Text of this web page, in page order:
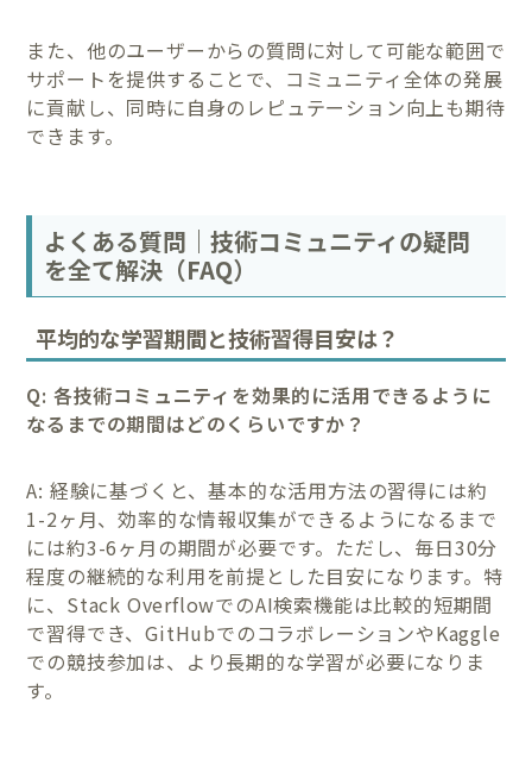
また、他のユーザーからの質問に対して可能な範囲で
サポートを提供することで、コミュニティ全体の発展
に貢献し、同時に自身のレピュテーション向上も期待
できます。
よくある質問｜技術コミュニティの疑問
を全て解決（FAQ）
平均的な学習期間と技術習得目安は？
Q: 各技術コミュニティを効果的に活用できるように
なるまでの期間はどのくらいですか？
A: 経験に基づくと、基本的な活用方法の習得には約
1-2ヶ月、効率的な情報収集ができるようになるまで
には約3-6ヶ月の期間が必要です。ただし、毎日30分
程度の継続的な利用を前提とした目安になります。特
に、Stack OverflowでのAI検索機能は比較的短期間
で習得でき、GitHubでのコラボレーションやKaggle
での競技参加は、より長期的な学習が必要になりま
す。